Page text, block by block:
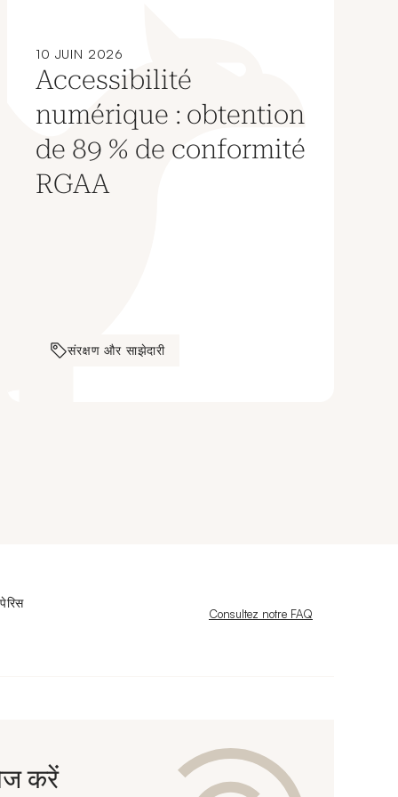
10 JUIN 2026
Accessibilité
numérique : obtention
de 89 % de conformité
RGAA
संरक्षण और साझेदारी
Nouvelle fenêtre
Consultez notre FAQ
करें